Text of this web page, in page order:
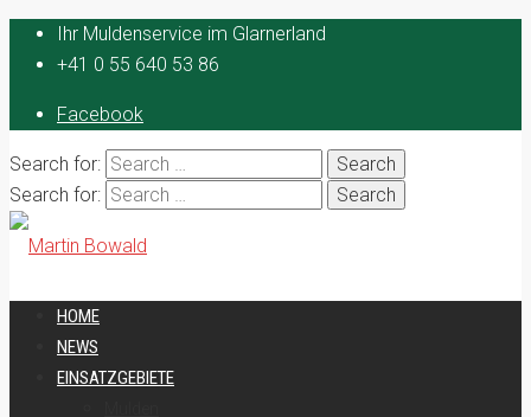
Ihr Muldenservice im Glarnerland
+41 0 55 640 53 86
Facebook
Search for:
Search for:
HOME
NEWS
EINSATZGEBIETE